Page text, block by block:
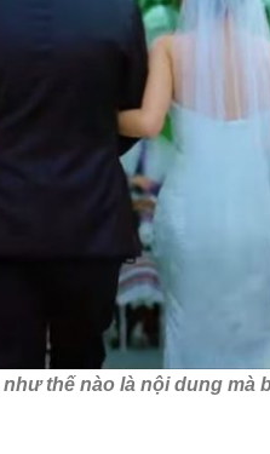
thế nào là nội dung mà